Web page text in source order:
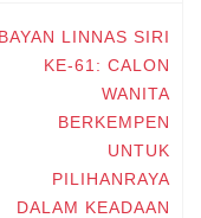
BAYAN LINNAS SIRI
KE-61: CALON
WANITA
BERKEMPEN
UNTUK
PILIHANRAYA
DALAM KEADAAN